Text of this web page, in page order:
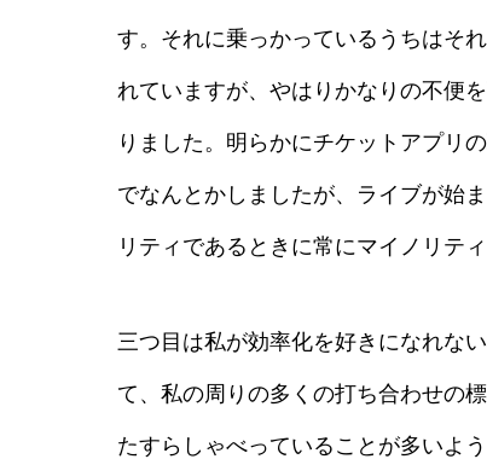
す。それに乗っかっているうちはそ
れていますが、やはりかなりの不便
りました。明らかにチケットアプリ
でなんとかしましたが、ライブが始
リティであるときに常にマイノリテ
三つ目は私が効率化を好きになれな
て、私の周りの多くの打ち合わせの
たすらしゃべっていることが多いよ